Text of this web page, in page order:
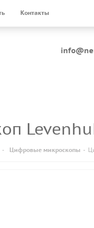
Контакты
- Цифровые микроскопы -